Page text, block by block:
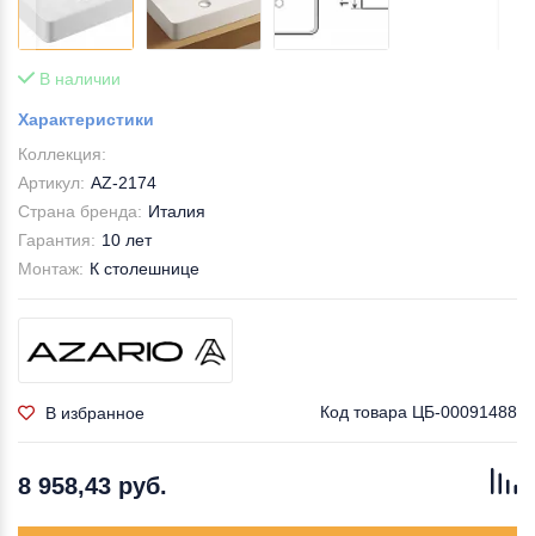
В наличии
Характеристики
Коллекция:
Артикул: AZ-2174
Страна бренда: Италия
Гарантия: 10 лет
Монтаж: К столешнице
В избранное Код товара ЦБ-00091488
8 958,43 руб.